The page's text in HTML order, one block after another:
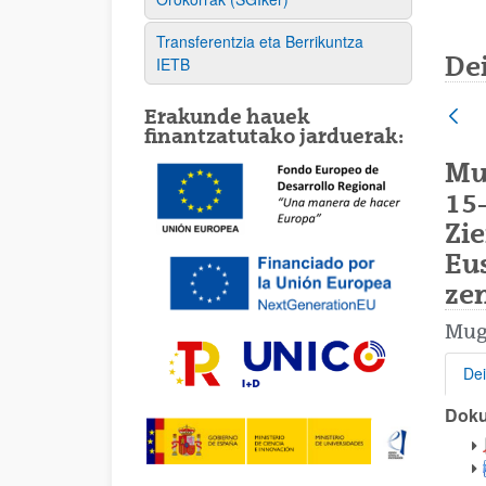
Transferentzia eta Berrikuntza
IETB
Erakunde hauek
finantzatutako jarduerak: